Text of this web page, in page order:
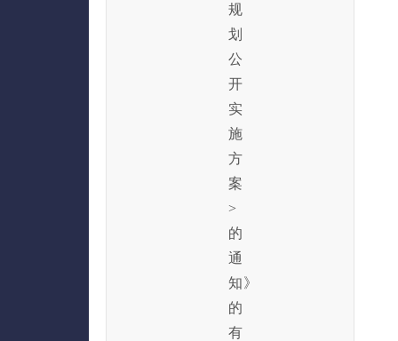
规
划
公
开
实
施
方
案
>
的
通
知》
的
有